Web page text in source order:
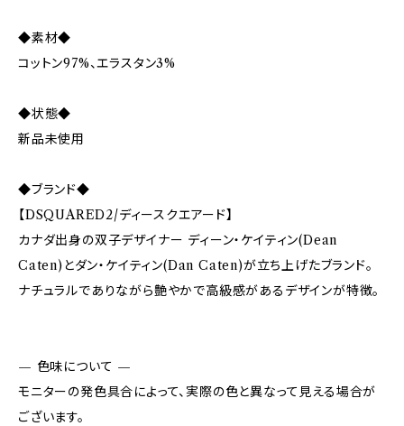
◆素材◆
コットン97%、エラスタン3%
◆状態◆
新品未使用
◆ブランド◆
【DSQUARED2/ディースクエアード】
カナダ出身の双子デザイナー ディーン・ケイティン(Dean
Caten)とダン・ケイティン(Dan Caten)が立ち上げたブランド。
ナチュラルでありながら艶やかで高級感があるデザインが特徴。
— 色味について —
モニターの発色具合によって、実際の色と異なって見える場合が
ございます。